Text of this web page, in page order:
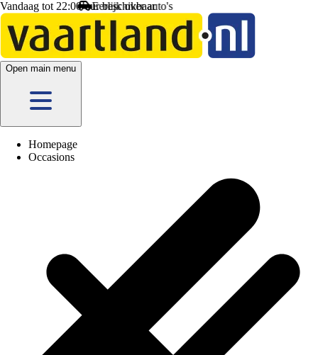
Vandaag tot 22:00 uur beschikbaar
Open main menu
Homepage
Occasions